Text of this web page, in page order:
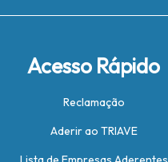
Acesso Rápido
Reclamação
Aderir ao TRIAVE